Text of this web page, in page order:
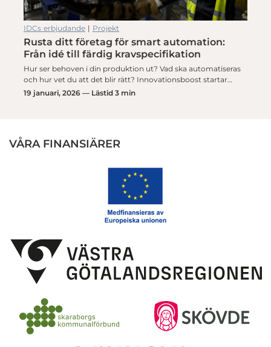
IDCs erbjudande | Projekt
Rusta ditt företag för smart automation:
Från idé till färdig kravspecifikation
Hur ser behoven i din produktion ut? Vad ska automatiseras
och hur vet du att det blir rätt? Innovationsboost startar…
19 januari, 2026 — Lästid 3 min
VÅRA FINANSIÄRER